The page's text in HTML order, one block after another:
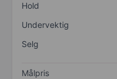
Hold
Undervektig
Selg
Målpris